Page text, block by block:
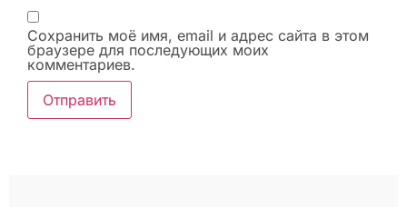
Сохранить моё имя, email и адрес сайта в этом
браузере для последующих моих
комментариев.